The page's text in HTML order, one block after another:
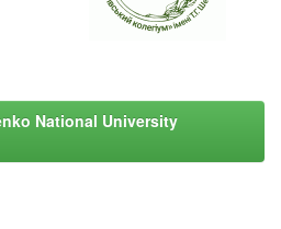
National University